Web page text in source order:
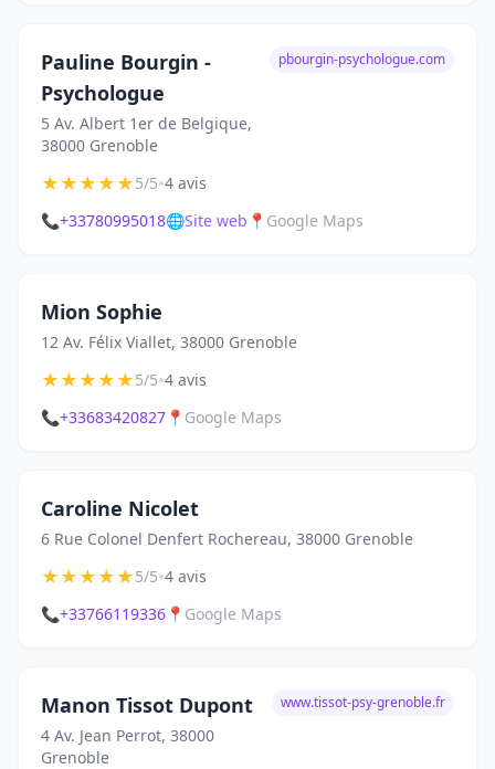
Pauline Bourgin -
Psychologue
5 Av. Albert 1er de Belgique,
38000 Grenoble
pbourgin-psychologue.com
★★★★★5/5•4 avis
📞+33780995018🌐Site web 📍 Google Maps
Mion Sophie
12 Av. Félix Viallet, 38000 Grenoble
★★★★★5/5•4 avis
📞+33683420827 📍 Google Maps
Caroline Nicolet
6 Rue Colonel Denfert Rochereau, 38000 Grenoble
★★★★★5/5•4 avis
📞+33766119336 📍 Google Maps
Manon Tissot Dupont
4 Av. Jean Perrot, 38000
Grenoble
www.tissot-psy-grenoble.fr